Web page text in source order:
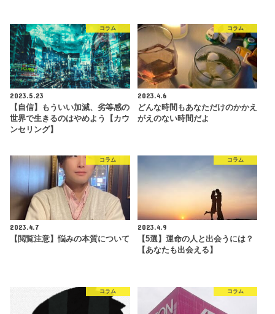
コラム
2023.5.23
【自信】もういい加減、劣等感の
世界で生きるのはやめよう【カウ
ンセリング】
コラム
2023.4.6
どんな時間もあなただけのかかえ
がえのない時間だよ
コラム
2023.4.7
【閲覧注意】悩みの本質について
コラム
2023.4.9
【5選】運命の人と出会うには？
【あなたも出会える】
コラム コラム